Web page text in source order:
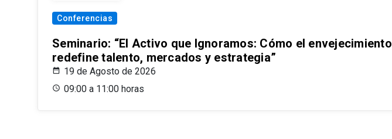
Conferencias
Seminario: “El Activo que Ignoramos: Cómo el envejecimiento
redefine talento, mercados y estrategia”
19 de Agosto de 2026
09:00 a 11:00 horas